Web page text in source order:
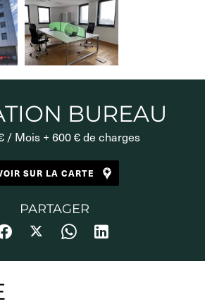
BUREAU
/ Mois + 600 € de charges
SUR LA CARTE
PARTAGER